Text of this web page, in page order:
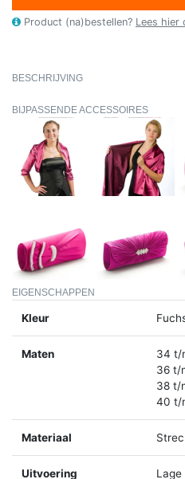
Product (na)bestellen? Lees hier
BESCHRIJVING
BIJPASSENDE ACCESSOIRES
EIGENSCHAPPEN
Kleur
Maten
34 t/
36 t/
38 t/
40 t/
Materiaal
Uitvoering
Lage